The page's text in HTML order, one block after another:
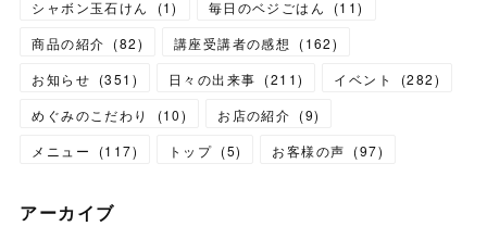
シャボン玉石けん
(1) 毎日のベジごはん (11)
商品の紹介 (82) 講座受講者の感想 (162)
お知らせ (351 ) 日々の出来事 (211) イベント (282)
めぐみのこだわり
(10) お店の紹介 (9)
メニュー
(117) トップ (5) お客様の声 (97)
アーカイブ